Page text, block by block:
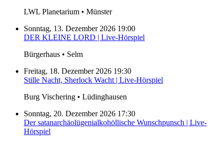
LWL Planetarium • Münster
Sonntag, 13. Dezember 2026 19:00
DER KLEINE LORD | Live-Hörspiel
Bürgerhaus • Selm
Freitag, 18. Dezember 2026 19:30
Stille Nacht, Sherlock Wacht | Live-Hörspiel
Burg Vischering • Lüdinghausen
Sonntag, 20. Dezember 2026 17:30
Der satanarchäolügenialkohöllische Wunschpunsch | Live-
Hörspiel